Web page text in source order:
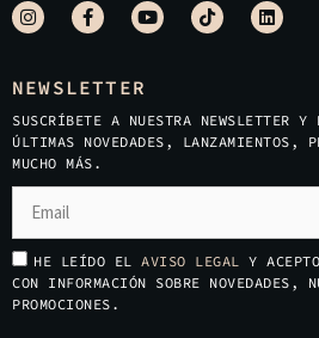
NEWSLETTER
SUSCRÍBETE A NUESTRA NEWSLETTER
ÚLTIMAS NOVEDADES, LANZAMIENTOS,
MUCHO MÁS.
HE LEÍDO EL AVISO LEGAL Y
CON INFORMACIÓN SOBRE NOVEDADES,
PROMOCIONES.